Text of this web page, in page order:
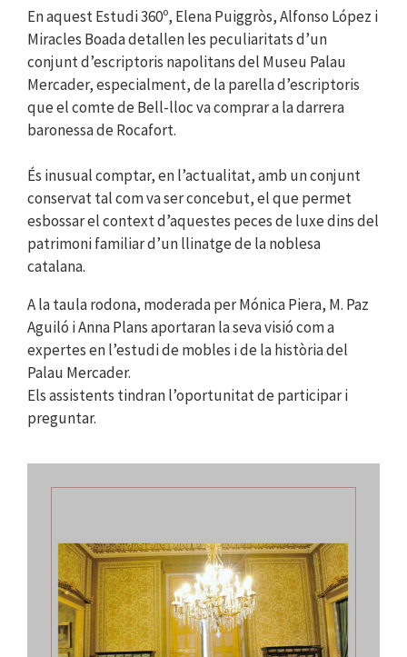
En aquest Estudi 360º, Elena Puiggròs, Alfonso López i
Miracles Boada detallen les peculiaritats d’un
conjunt d’escriptoris napolitans del Museu Palau
Mercader, especialment, de la parella d’escriptoris
que el comte de Bell-lloc va comprar a la darrera
baronessa de Rocafort.
És inusual comptar, en l’actualitat, amb un conjunt
conservat tal com va ser concebut, el que permet
esbossar el context d’aquestes peces de luxe dins del
patrimoni familiar d’un llinatge de la noblesa
catalana.
A la taula rodona, moderada per Mónica Piera, M. Paz
Aguiló i Anna Plans aportaran la seva visió com a
expertes en l’estudi de mobles i de la història del
Palau Mercader.
Els assistents tindran l’oportunitat de participar i
preguntar.